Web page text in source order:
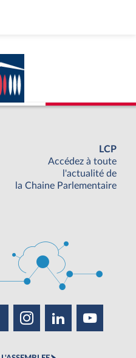
LCP
Accédez à toute
l'actualité de
la Chaine Parlementaire